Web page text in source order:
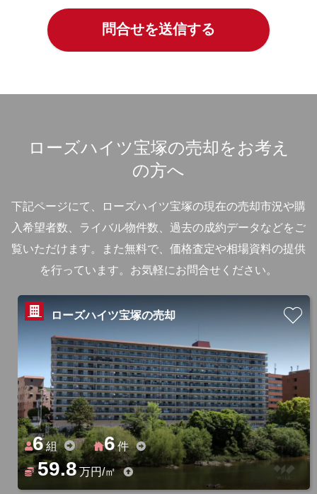
ローズハイツ宝塚の売却をお考え
の方へ
下記ページにて、ローズハイツ宝塚の現在の売却市況や購
入希望者数、ライバル物件数、過去の成約データなどをご
覧いただけます。
また無料で、価格査定や相場資料の提供
を行っています。お気軽にお問合せください。
ローズハイツ宝塚の売却
6組 6件
59.8万円/㎡